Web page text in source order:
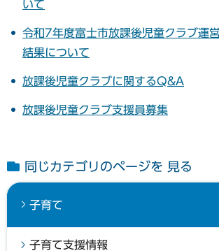
いて
令和7年度富士市放課後児童クラブ運
結果について
放課後児童クラブに関するQ&A
放課後児童クラブ支援員募集
同じカテゴリのページを 見る
子育て
子育て支援情報